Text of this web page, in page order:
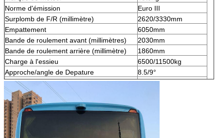
Norme d'émission
Euro III
Surplomb de F/R (millimètre)
2620/3330mm
Empattement
6050mm
Bande de roulement avant (millimètres)
2030mm
Bande de roulement arrière (millimètre)
1860mm
Charge à l'essieu
6500/11500kg
Approche/angle de Depature
8.5/9°
Nombre de pneu
6
A/c
Airbag
Déplacement
972ml